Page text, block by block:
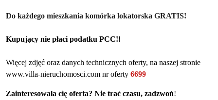
Do każdego mieszkania komórka lokatorska GRATIS!
Kupujący nie płaci podatku PCC!!
Więcej zdjęć oraz danych technicznych oferty, na naszej stronie
www.villa-nieruchomosci.com nr oferty 6699
Zainteresowała cię oferta? Nie trać czasu, zadzwoń!